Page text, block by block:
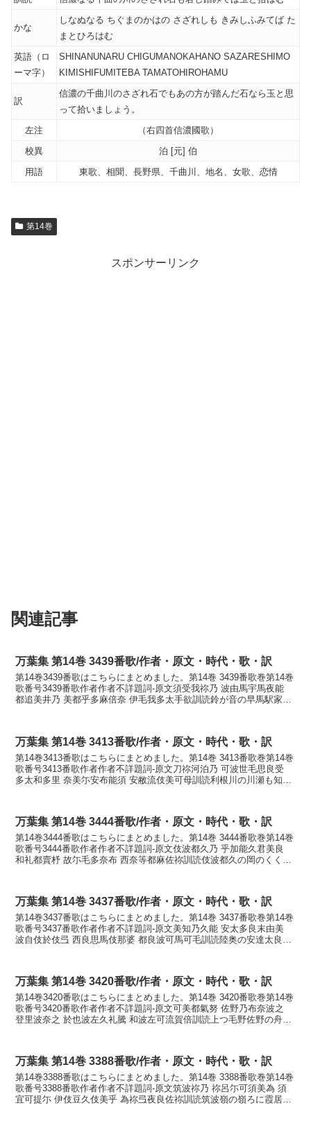
かな
しなぬなる ちぐまのかはの さざれしも きみしふみてば た
まとひろはむ
英語（ロ
ーマ字）
SHINANUNARU CHIGUMANOKAHANO SAZARESHIMO
KIMISHIFUMITEBA TAMATOHIROHAMU
訳
信濃の千曲川のさざれ石でもあの方が踏んだ石なら玉と思
って拾いましょう。
左注
（右四首信濃國歌）
校異
泊 [元] 伯
用語
東歌、相聞、長野県、千曲川、地名、女歌、恋情
第14巻
スポンサーリンク
関連記事
万葉集 第14巻 3439番歌/作者・原文・時代・歌・訳
第14巻3439番歌はこちらにまとめました。第14巻 3439番歌巻第14巻
歌番号3439番歌作者作者不詳題詞-原文須受我祢乃 波由馬宇馬夜能
都追美井乃 美都乎多麻倍奈 伊毛我多太手欲訓読鈴が音の早馬駅家の
万葉集 第14巻 3413番歌/作者・原文・時代・歌・訳
第14巻3413番歌はこちらにまとめました。第14巻 3413番歌巻第14巻
歌番号3413番歌作者作者不詳題詞-原文刀祢河泊乃 可波世毛思良受
多太和多里 奈美尓安布能須 安敝流伎美可母訓読利根川の川瀬も知ら
万葉集 第14巻 3444番歌/作者・原文・時代・歌・訳
第14巻3444番歌はこちらにまとめました。第14巻 3444番歌巻第14巻
歌番号3444番歌作者作者不詳題詞-原文伎波都久乃 乎加能久君美良
和礼都賣杼 故尓毛多奈布 西奈等都麻佐祢訓読伎波都久の岡のくくみ
万葉集 第14巻 3437番歌/作者・原文・時代・歌・訳
第14巻3437番歌はこちらにまとめました。第14巻 3437番歌巻第14巻
歌番号3437番歌作者作者不詳題詞-原文美知乃久能 安太多良末由美
波自伎於伎弖 西良思馬伎那婆 都良波可馬可毛訓読陸奥の安達太良真
万葉集 第14巻 3420番歌/作者・原文・時代・歌・訳
第14巻3420番歌はこちらにまとめました。第14巻 3420番歌巻第14巻
歌番号3420番歌作者作者不詳題詞-原文可美都氣努 佐野乃布奈波之
登里波奈之 於也波左久礼騰 和波左可流賀倍訓読上つ毛野佐野の舟橋
万葉集 第14巻 3388番歌/作者・原文・時代・歌・訳
第14巻3388番歌はこちらにまとめました。第14巻 3388番歌巻第14巻
歌番号3388番歌作者作者不詳題詞-原文筑波祢乃 祢呂尓可須美為 須
宜可提尓 伊伎豆久伎美乎 為祢弖夜良佐祢訓読筑波嶺の嶺ろに霞居過